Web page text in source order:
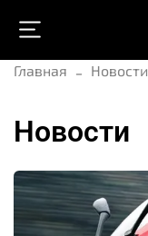
Главная Новости
Новости